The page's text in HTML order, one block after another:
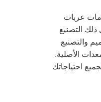
عربات
التصنيع
والتصنيع
الأصلية.
احتياجاتك